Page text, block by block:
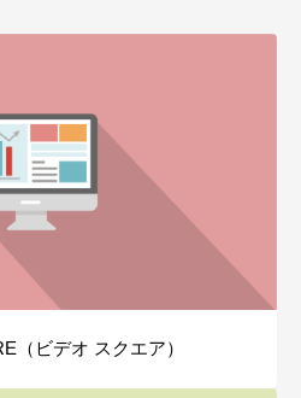
（ビデオ スクエア）